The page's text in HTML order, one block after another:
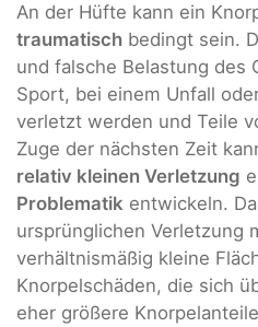
An der Hüfte kann ein
traumatisch bedingt sein.
und falsche Belastung des
Sport, bei einem Unfall
verletzt werden und Teile
Zuge der nächsten Zeit
relativ kleinen Verletzung
Problematik entwickeln.
ursprünglichen Verletzung
verhältnismäßig kleine
Knorpelschäden, die sich
eher größere